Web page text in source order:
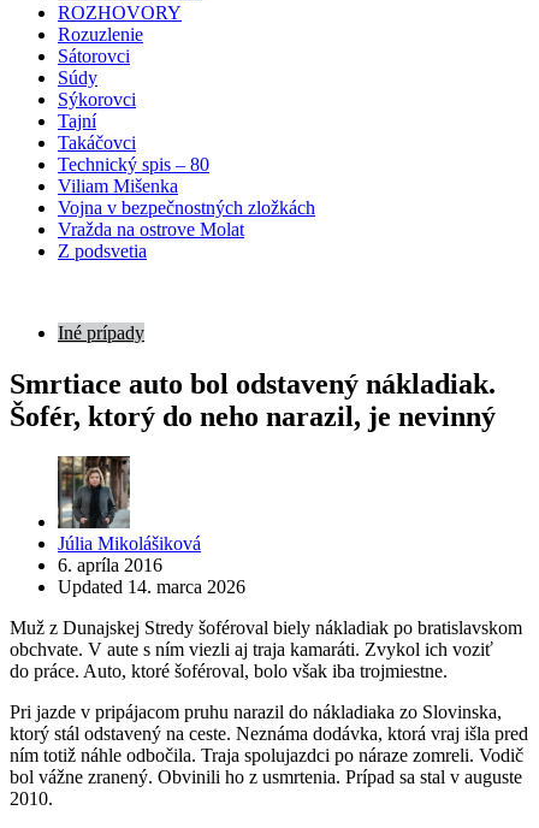
ROZHOVORY
Rozuzlenie
Sátorovci
Súdy
Sýkorovci
Tajní
Takáčovci
Technický spis – 80
Viliam Mišenka
Vojna v bezpečnostných zložkách
Vražda na ostrove Molat
Z podsvetia
Iné prípady
Smrtiace auto bol odstavený nákladiak.
Šofér, ktorý do neho narazil, je nevinný
Posted
by
Júlia Mikolášiková
6. apríla 2016
Updated 14. marca 2026
Muž z Dunajskej Stredy šoféroval biely nákladiak po bratislavskom
obchvate. V aute s ním viezli aj traja kamaráti. Zvykol ich voziť
do práce. Auto, ktoré šoféroval, bolo však iba trojmiestne.
Pri jazde v pripájacom pruhu narazil do nákladiaka zo Slovinska,
ktorý stál odstavený na ceste. Neznáma dodávka, ktorá vraj išla pred
ním totiž náhle odbočila. Traja spolujazdci po náraze zomreli. Vodič
bol vážne zranený. Obvinili ho z usmrtenia. Prípad sa stal v auguste
2010.